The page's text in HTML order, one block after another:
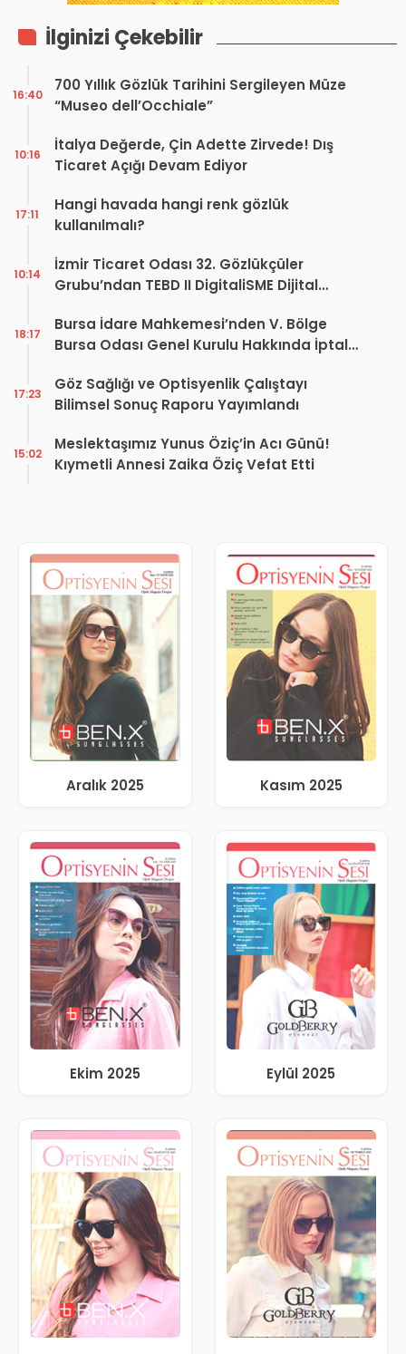
İlginizi Çekebilir
700 Yıllık Gözlük Tarihini Sergileyen Müze
“Museo dell’Occhiale”
16:40
İtalya Değerde, Çin Adette Zirvede! Dış
Ticaret Açığı Devam Ediyor
10:16
Hangi havada hangi renk gözlük
kullanılmalı?
17:11
İzmir Ticaret Odası 32. Gözlükçüler
Grubu’ndan TEBD II DigitaliSME Dijital
10:14
Bursa İdare Mahkemesi’nden V. Bölge
Bursa Odası Genel Kurulu Hakkında İptal
18:17
Göz Sağlığı ve Optisyenlik Çalıştayı
Bilimsel Sonuç Raporu Yayımlandı
17:23
Meslektaşımız Yunus Öziç’in Acı Günü!
Kıymetli Annesi Zaika Öziç Vefat Etti
15:02
Aralık 2025 Kasım 2025
Ekim 2025 Eylül 2025